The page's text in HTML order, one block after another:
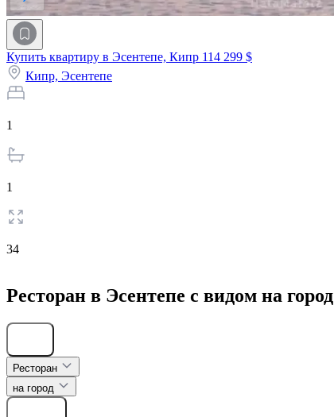
Купить квартиру в Эсентепе, Кипр 114 299 $
Кипр, Эсентепе
1
1
34
Ресторан в Эсентепе с видом на город
Ресторан
на город